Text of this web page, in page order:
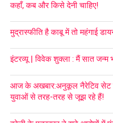
कहाँ, कब और किसे देनी चाहिए!
मुद्रास्फीति है काबू में तो महंगाई
इंटरव्यू | विवेक शुक्ला : मैं सात जन्म
आज के अखबार:अनुकूल नैरेटिव सेट
युवाओं से तरह-तरह से जूझ रहे हैं!